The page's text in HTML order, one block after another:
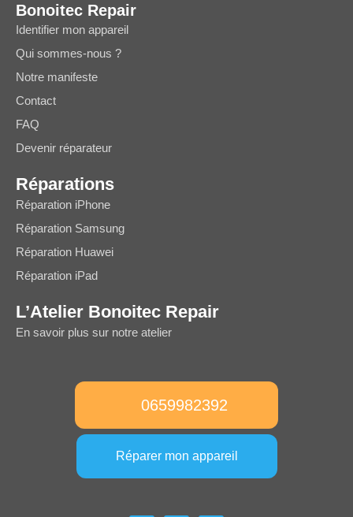
Bonoitec Repair
Identifier mon appareil
Qui sommes-nous ?
Notre manifeste
Contact
FAQ
Devenir réparateur
Réparations
Réparation iPhone
Réparation Samsung
Réparation Huawei
Réparation iPad
L’Atelier Bonoitec Repair
En savoir plus sur notre atelier
0659982392
Réparer mon appareil